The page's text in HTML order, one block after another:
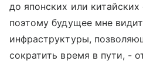
до японских или
поэтому будущее мне
инфраструктуры,
сократить время в пути, -